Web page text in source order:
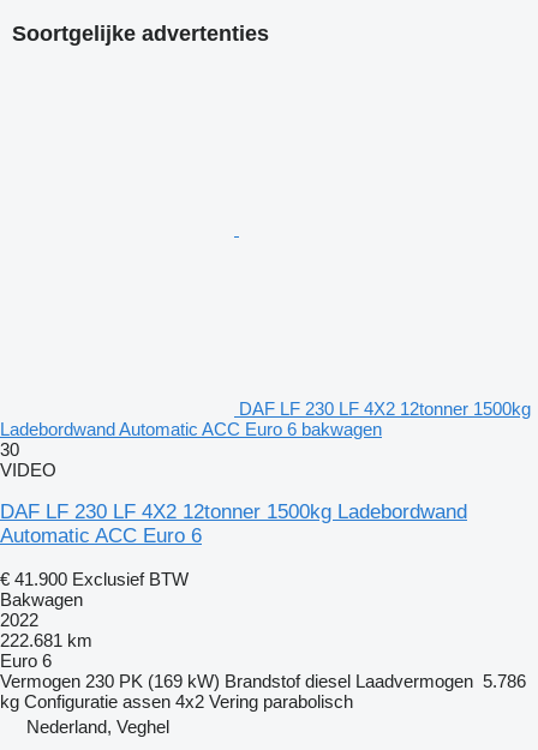
Soortgelijke advertenties
DAF LF 230 LF 4X2 12tonner 1500kg
Ladebordwand Automatic ACC Euro 6 bakwagen
30
VIDEO
DAF LF 230 LF 4X2 12tonner 1500kg Ladebordwand
Automatic ACC Euro 6
€ 41.900 Exclusief BTW
Bakwagen
2022
222.681 km
Euro 6
Vermogen 230 PK (169 kW) Brandstof diesel Laadvermogen 5.786
kg Configuratie assen 4x2 Vering parabolisch
Nederland, Veghel